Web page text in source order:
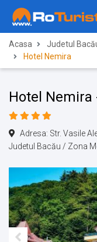
Acasa Judetul
Hotel Nemira
Hotel Nemira
Adresa: Str. Vasile
Judetul Bacău / Zona